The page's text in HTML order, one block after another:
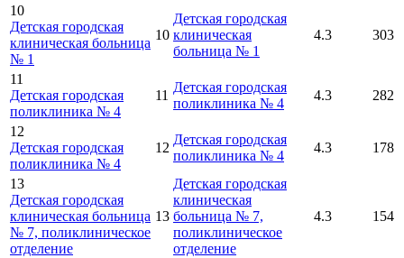
10
Детская городская
клиническая больница
№ 1
10
Детская городская
клиническая
больница № 1
4.3 303
11
Детская городская
поликлиника № 4
11
Детская городская
поликлиника № 4
4.3 282
12
Детская городская
поликлиника № 4
12
Детская городская
поликлиника № 4
4.3 178
13
Детская городская
клиническая больница
№ 7, поликлиническое
отделение
13
Детская городская
клиническая
больница № 7,
поликлиническое
отделение
4.3 154